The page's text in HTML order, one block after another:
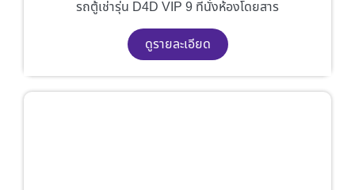
รถตู้เช่ารุ่น D4D VIP 9 ที่นั่งห้องโดยสาร
ดูรายละเอียด